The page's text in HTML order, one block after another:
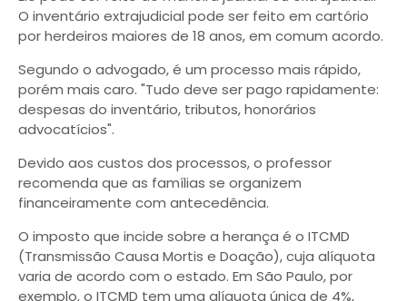
O inventário extrajudicial pode ser feito em cartório
por herdeiros maiores de 18 anos, em comum acordo.
Segundo o advogado, é um processo mais rápido,
porém mais caro. "Tudo deve ser pago rapidamente:
despesas do inventário, tributos, honorários
advocatícios".
Devido aos custos dos processos, o professor
recomenda que as famílias se organizem
financeiramente com antecedência.
O imposto que incide sobre a herança é o ITCMD
(Transmissão Causa Mortis e Doação), cuja alíquota
varia de acordo com o estado. Em São Paulo, por
exemplo, o ITCMD tem uma alíquota única de 4%,